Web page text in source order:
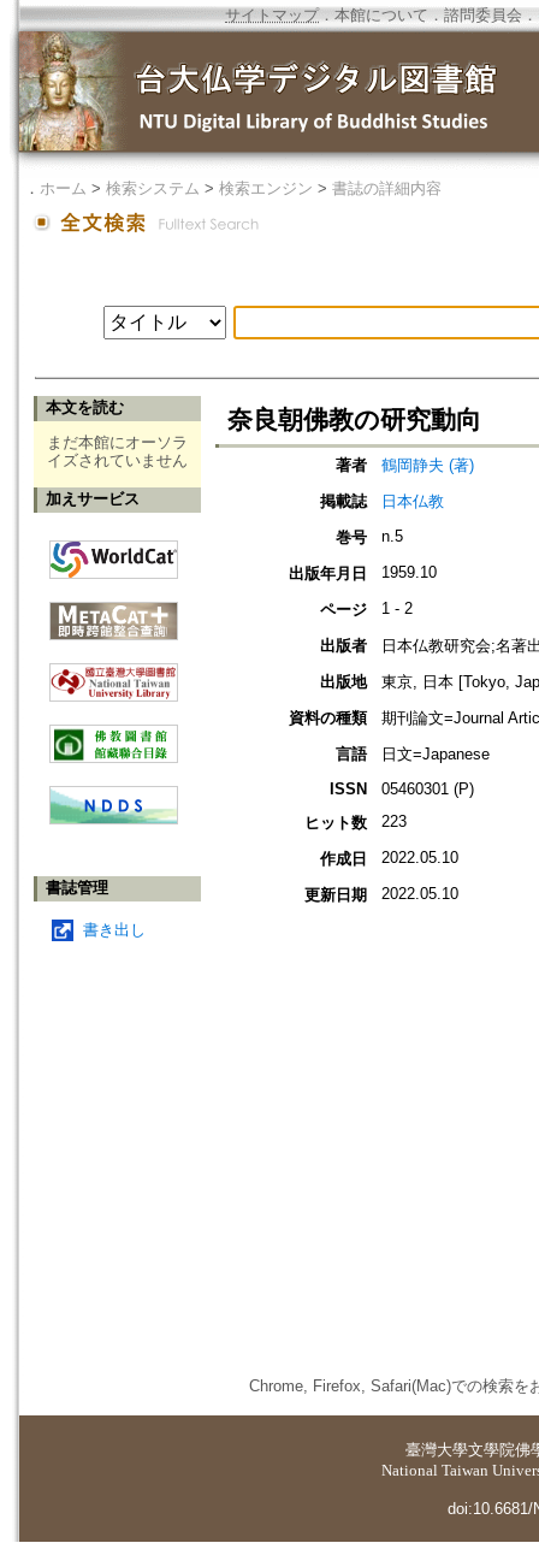
サイトマップ．本館について ． 諮問委員会 ．
． ホーム > 検索システム > 検索エンジン > 書誌の詳細内容
本文を読む
まだ本館にオーソラ
イズされていません
加えサービス
書誌管理
書き出し
奈良朝佛教の研究動向
著者
鶴岡静夫 (著)
掲載誌
日本仏教
巻号
n.5
出版年月日 1959.10
ページ 1 - 2
出版者
日本仏教研究会;名著
出版地
東京, 日本 [Tokyo,
資料の種類
期刊論文=Journal
言語
日文=Japanese
ISSN
05460301 (P)
ヒット数
223
作成日 2022.05.10
更新日期 2022.05.10
Chrome, Firefox, Safari(Mac)での検索を
臺灣大學文學院佛
National Taiwan
doi:10.6681/